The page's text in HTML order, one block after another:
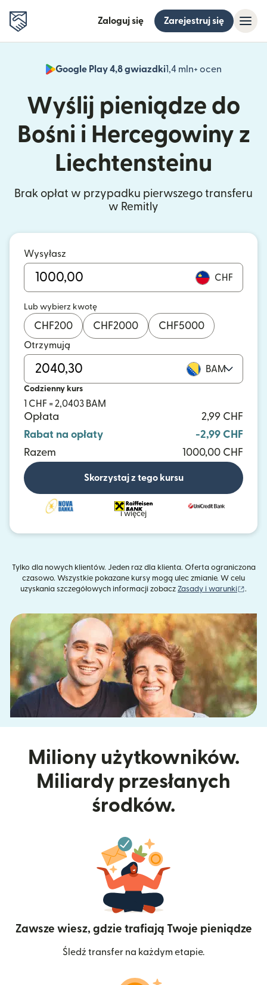
Zaloguj się Zarejestruj się
Google Play 4,8 gwiazdki1,4 mln+ ocen
(otwiera
Wyślij pieniądze do
Bośni i Hercegowiny z
Liechtensteinu
Brak opłat w przypadku pierwszego transferu
w Remitly
Wysyłasz
CHF
Lub wybierz kwotę
CHF200 CHF2000 CHF5000
Otrzymują
BAM
Codzienny kurs
1 CHF = 2,0403 BAM
Opłata
2,99 CHF
Rabat na opłaty
-2,99 CHF
Razem
1000,00 CHF
Skorzystaj z tego kursu
i więcej
Tylko dla nowych klientów. Jeden raz dla klienta. Oferta ograniczona
czasowo. Wszystkie pokazane kursy mogą ulec zmianie. W celu
uzyskania szczegółowych informacji zobacz Zasady i warunki .
Miliony użytkowników.
Miliardy przesłanych
środków.
Zawsze wiesz, gdzie trafiają Twoje pieniądze
Śledź transfer na każdym etapie.